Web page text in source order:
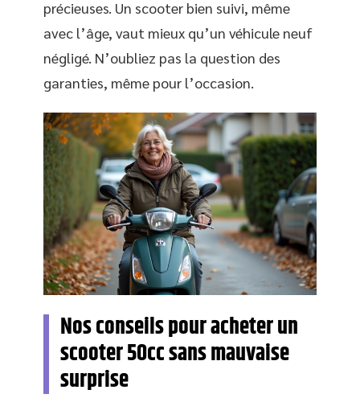
précieuses. Un scooter bien suivi, même
avec l’âge, vaut mieux qu’un véhicule neuf
négligé. N’oubliez pas la question des
garanties, même pour l’occasion.
Nos conseils pour acheter un
scooter 50cc sans mauvaise
surprise